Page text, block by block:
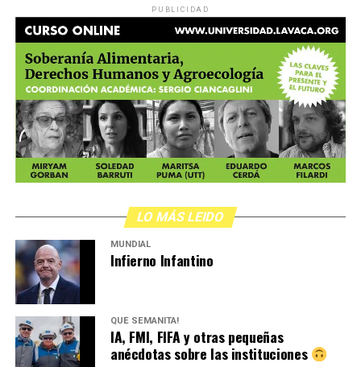
PUBLICIDAD
LO MÁS LEIDO
MUNDIAL
Infierno Infantino
QUÉ SEMANITA!
IA, FMI, FIFA y otras pequeñas
anécdotas sobre las instituciones